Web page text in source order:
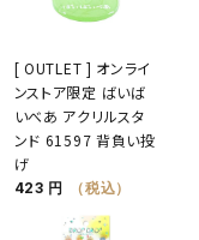
[ OUTLET ] オンライ
ンストア限定 ばいば
いべあ アクリルスタ
ンド 61597 背負い投
げ
423 円 （税込）